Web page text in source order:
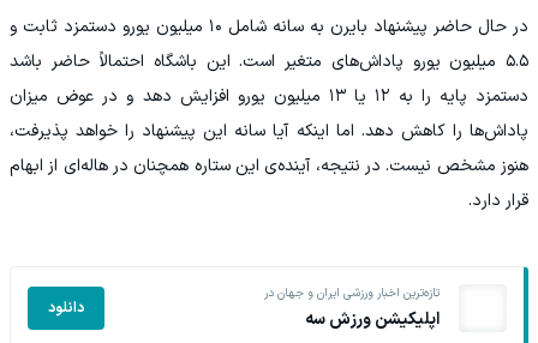
در حال حاضر پیشنهاد بایرن به سانه شامل ۱۰ میلیون یورو دستمزد ثابت و
۵.۵ میلیون یورو پاداش‌های متغیر است. این باشگاه احتمالاً حاضر باشد
دستمزد پایه را به ۱۲ یا ۱۳ میلیون یورو افزایش دهد و در عوض میزان
پاداش‌ها را کاهش دهد. اما اینکه آیا سانه این پیشنهاد را خواهد پذیرفت،
هنوز مشخص نیست. در نتیجه، آینده‌ی این ستاره همچنان در هاله‌ای از ابهام
قرار دارد.
تازه‌ترین اخبار ورزشی ایران و جهان در
اپلیکیشن ورزش سه دانلود